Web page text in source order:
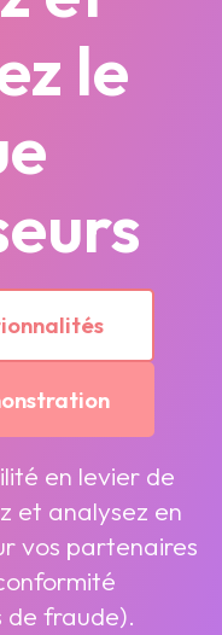
le
en levier de
et analysez en
vos partenaires
de fraude).